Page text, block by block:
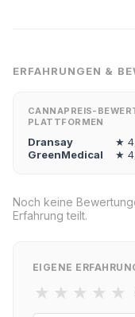
ERFAHRUNGEN &
CANNAPREIS-
PLATTFORMEN
Dransay ★
GreenMedical
★
Noch keine
Erfahrung teilt.
EIGENE
★ ★ ★ ★ ★